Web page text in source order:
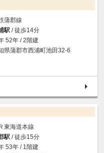
蒲郡線
駅 / 徒歩14分
52年 / 2階建
県蒲郡市西浦町池田32-6
東海道本線
駅 / 徒歩15分
53年 / 1階建